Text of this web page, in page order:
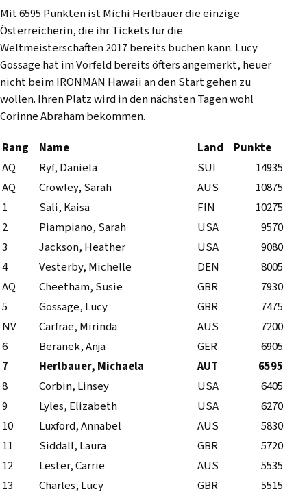
Mit 6595 Punkten ist Michi Herlbauer die einzige
Österreicherin, die ihr Tickets für die
Weltmeisterschaften 2017 bereits buchen kann. Lucy
Gossage hat im Vorfeld bereits öfters angemerkt, heuer
nicht beim IRONMAN Hawaii an den Start gehen zu
wollen. Ihren Platz wird in den nächsten Tagen wohl
Corinne Abraham bekommen.
Rang
Name Land
Punkte
AQ
Ryf, Daniela SUI
14935
AQ
Crowley, Sarah AUS
10875
1
Sali, Kaisa FIN
10275
2
Piampiano, Sarah USA
9570
3
Jackson, Heather USA
9080
4
Vesterby, Michelle DEN
8005
AQ
Cheetham, Susie GBR
7930
5
Gossage, Lucy GBR
7475
NV
Carfrae, Mirinda AUS
7200
6
Beranek, Anja GER
6905
7
Herlbauer, Michaela AUT
6595
8
Corbin, Linsey USA
6405
9
Lyles, Elizabeth USA
6270
10
Luxford, Annabel AUS
5830
11
Siddall, Laura GBR
5720
12
Lester, Carrie AUS
5535
13
Charles, Lucy GBR
5515